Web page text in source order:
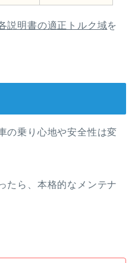
説明書の適正トルク域を
の乗り心地や安全性は変
たら、本格的なメンテナ